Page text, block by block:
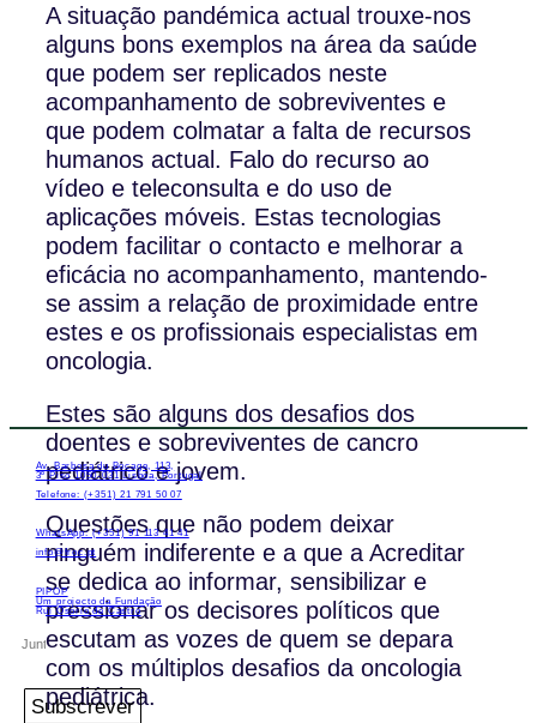
A situação pandémica actual trouxe-nos
alguns bons exemplos na área da saúde
que podem ser replicados neste
acompanhamento de sobreviventes e
que podem colmatar a falta de recursos
humanos actual. Falo do recurso ao
vídeo e teleconsulta e do uso de
aplicações móveis. Estas tecnologias
podem facilitar o contacto e melhorar a
eficácia no acompanhamento, mantendo-
se assim a relação de proximidade entre
estes e os profissionais especialistas em
oncologia.
Estes são alguns dos desafios dos
doentes e sobreviventes de cancro
pediátrico e jovem.
Questões que não podem deixar
ninguém indiferente e a que a Acreditar
se dedica ao informar, sensibilizar e
pressionar os decisores políticos que
escutam as vozes de quem se depara
com os múltiplos desafios da oncologia
pediátrica.
Av. Barbosa du Bocage, 113,
3º Piso 1050-031 Lisboa, Portugal
Telefone: (+351) 21 791 50 07
WhatsApp: (+351) 91 113 41 41
info@froc.pt
PIPOP
Um projecto da Fundação
Rui Osório de Castro
Subscrever